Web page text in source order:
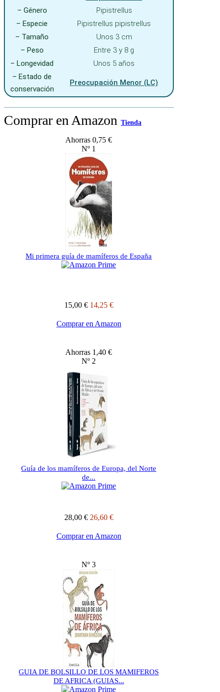
– Género
Pipistrellus
– Especie
Pipistrellus pipistrellus
– Tamaño
Unos 3 cm
– Peso
Entre 3 y 8 g
– Longevidad
Unos 5 años
– Estado de
conservación
Preocupación Menor (LC)
Comprar en Amazon Tienda
Ahorras 0,75 €
Nº 1
Mi primera guía de mamíferos de España
15,00 € 14,25 €
Comprar en Amazon
Ahorras 1,40 €
Nº 2
Guía de los mamíferos de Europa, del Norte
de...
28,00 € 26,60 €
Comprar en Amazon
Nº 3
GUIA DE BOLSILLO DE LOS MAMIFEROS
DE AFRICA (GUIAS...